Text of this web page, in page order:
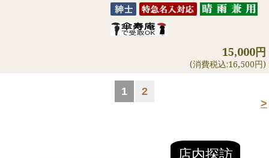
15,000円
(消費税込:16,500円)
>
1 2